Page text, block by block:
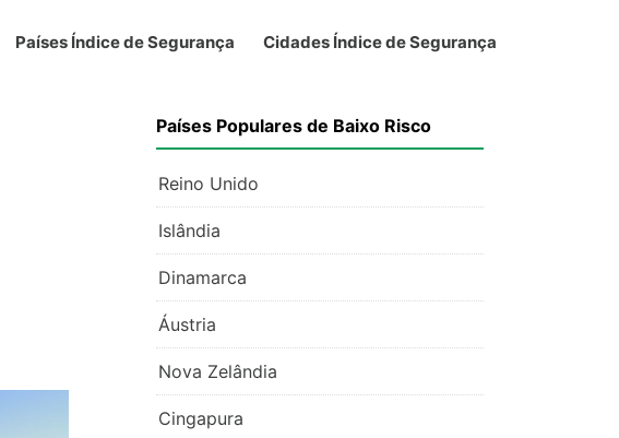
Países Índice de Segurança Cidades Índice de Segurança
Países Populares de Baixo Risco
Reino Unido
Islândia
Dinamarca
Áustria
Nova Zelândia
Cingapura